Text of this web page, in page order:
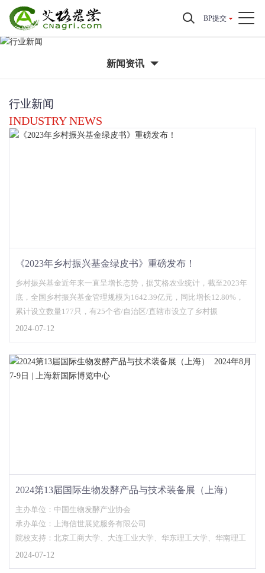
BP提交
新闻资讯
行业新闻
INDUSTRY NEWS
《2023年乡村振兴基金绿皮书》重磅发布！
乡村振兴基金近年来一直呈增长态势，据艾格农业统计，截至2023年
底，全国乡村振兴基金管理规模为1642.39亿元，同比增长12.80%，
累计设立数量177只，有25个省/自治区/直辖市设立了乡村振
2024-07-12
2024第13届国际生物发酵产品与技术装备展（上海）
2024年8月7-9日 | 上海新国际博览中心
主办单位：中国生物发酵产业协会
承办单位：上海信世展览服务有限公司
院校支持：北京工商大学、大连工业大学、华东理工大学、华南理工
2024-07-12